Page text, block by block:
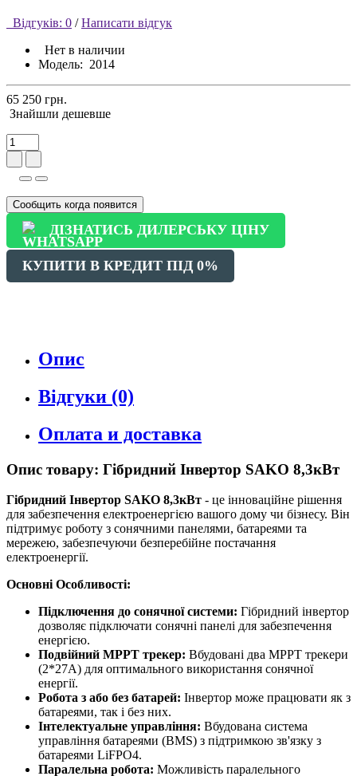
Відгуків: 0 / Написати відгук
Нет в наличии
Модель: 2014
65 250 грн.
Знайшли дешевше
Сообщить когда появится
ДІЗНАТИСЬ ДИЛЕРСЬКУ ЦІНУ
КУПИТИ В КРЕДИТ ПІД 0%
Опис
Відгуки (0)
Оплата и доставка
Опис товару: Гібридний Інвертор SAKO 8,3кВт
Гібридний Інвертор SAKO 8,3кВт - це інноваційне рішення
для забезпечення електроенергією вашого дому чи бізнесу. Він
підтримує роботу з сонячними панелями, батареями та
мережею, забезпечуючи безперебійне постачання
електроенергії.
Основні Особливості:
Підключення до сонячної системи: Гібридний інвертор
дозволяє підключати сонячні панелі для забезпечення
енергією.
Подвійний MPPT трекер: Вбудовані два MPPT трекери
(2*27A) для оптимального використання сонячної
енергії.
Робота з або без батарей: Інвертор може працювати як з
батареями, так і без них.
Інтелектуальне управління: Вбудована система
управління батареями (BMS) з підтримкою зв'язку з
батареями LiFPO4.
Паралельна робота: Можливість паралельного